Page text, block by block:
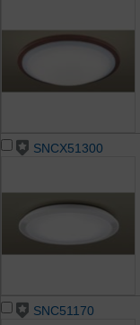
SNCX51300
SNC51170